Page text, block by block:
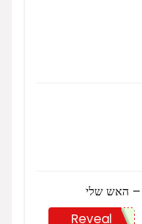
– האש שלי
Reveal